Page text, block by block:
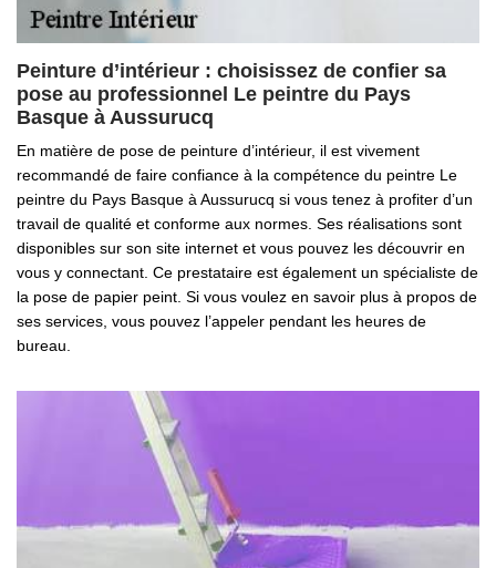
Peinture d’intérieur : choisissez de confier sa
pose au professionnel Le peintre du Pays
Basque à Aussurucq
En matière de pose de peinture d’intérieur, il est vivement
recommandé de faire confiance à la compétence du peintre Le
peintre du Pays Basque à Aussurucq si vous tenez à profiter d’un
travail de qualité et conforme aux normes. Ses réalisations sont
disponibles sur son site internet et vous pouvez les découvrir en
vous y connectant. Ce prestataire est également un spécialiste de
la pose de papier peint. Si vous voulez en savoir plus à propos de
ses services, vous pouvez l’appeler pendant les heures de
bureau.